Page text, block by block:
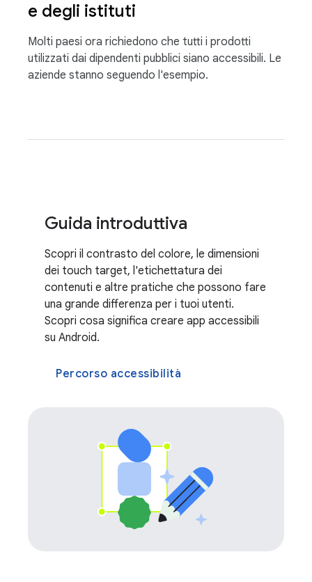
e degli istituti
Molti paesi ora richiedono che tutti i prodotti
utilizzati dai dipendenti pubblici siano accessibili. Le
aziende stanno seguendo l'esempio.
Guida introduttiva
Scopri il contrasto del colore, le dimensioni
dei touch target, l'etichettatura dei
contenuti e altre pratiche che possono fare
una grande differenza per i tuoi utenti.
Scopri cosa significa creare app accessibili
su Android.
Percorso accessibilità